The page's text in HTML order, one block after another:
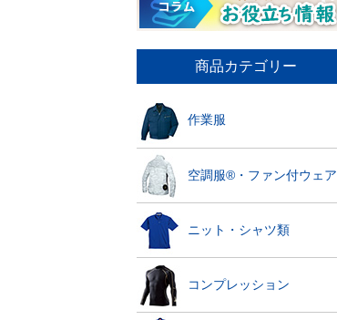
商品カテゴリー
作業服
空調服®・ファン付ウェア
ニット・シャツ類
コンプレッション